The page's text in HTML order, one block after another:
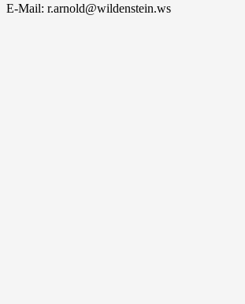
E-Mail: r.arnold@wildenstein.ws